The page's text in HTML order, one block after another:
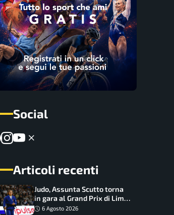
Social
Articoli recenti
Judo, Assunta Scutto torna
in gara al Grand Prix di Lima:
17 azzurri convocati
6 Agosto 2026